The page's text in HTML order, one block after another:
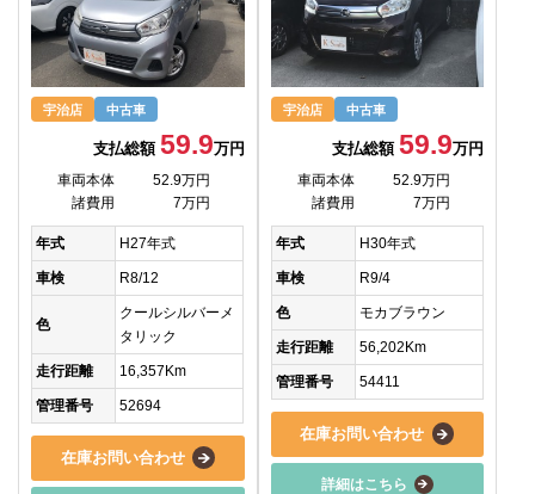
宇治店 中古車
支払総額 59.9万円
車両本体
52.9万円
諸費用
7万円
年式 H27年式
車検 R8/12
色
クールシルバーメ
タリック
走行距離 16,357Km
管理番号 52694
在庫お問い合わせ
宇治店 中古車
支払総額59.9万円
車両本体
52.9万円
諸費用
7万円
年式 H30年式
車検 R9/4
色 モカブラウン
走行距離 56,202Km
管理番号 54411
在庫お問い合わせ
詳細はこちら